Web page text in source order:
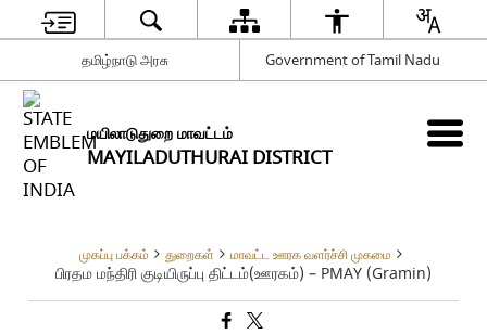
தமிழ்நாடு அரசு Government of Tamil Nadu
மயிலாடுதுறை மாவட்டம்
MAYILADUTHURAI DISTRICT
முகப்பு பக்கம் துறைகள் மாவட்ட ஊரக வளர்ச்சி முகமை
பிரதம மந்திரி குடியிருப்பு திட்டம்(ஊரகம்) – PMAY (Gramin)